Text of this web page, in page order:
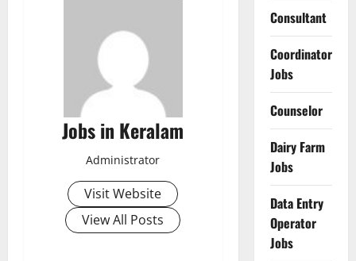
Jobs in Keralam
Administrator
Visit Website
View All Posts
Consultant
Coordinator
Jobs
Counselor
Dairy Farm
Jobs
Data Entry
Operator
Jobs